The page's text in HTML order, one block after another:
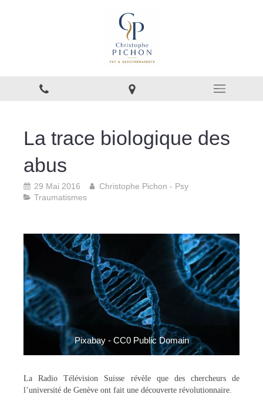
La trace biologique des
abus
29 Mai 2016
Christophe Pichon - Psy
Traumatismes
Pixabay - CC0 Public Domain
La Radio Télévision Suisse révèle que des chercheurs de
l’université de Genève ont fait une découverte révolutionnaire.